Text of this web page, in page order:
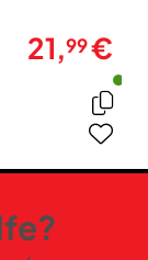
21,99€